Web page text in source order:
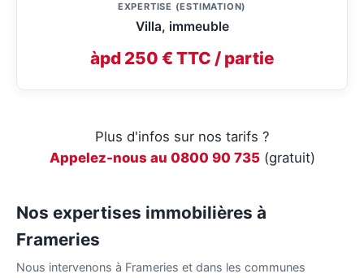
EXPERTISE (ESTIMATION)
Villa, immeuble
àpd 250 € TTC / partie
Plus d'infos sur nos tarifs ?
Appelez-nous au 0800 90 735(gratuit)
Nos expertises immobilières à
Frameries
Nous intervenons à Frameries et dans les communes